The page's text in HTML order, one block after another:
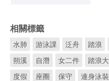
相關標籤
水肺 游泳課 泛舟 踏浪
朔溪
自潛 女二件 踏浪大
度假
座圈 保守 連身泳裝